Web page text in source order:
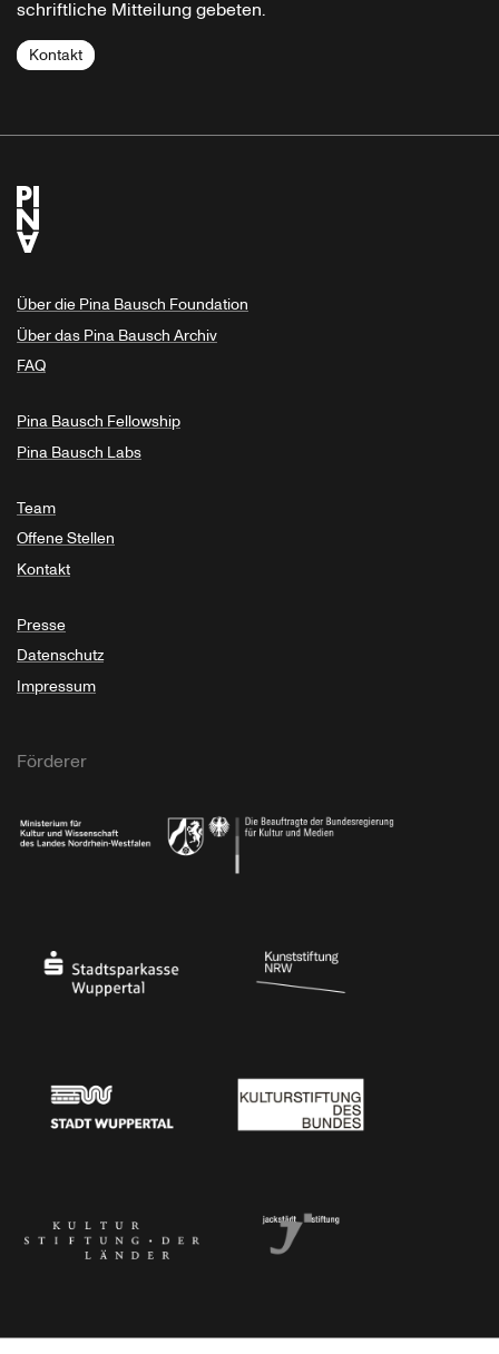
schriftliche Mitteilung gebeten.
Kontakt
Über die Pina Bausch Foundation
Über das Pina Bausch Archiv
FAQ
Pina Bausch Fellowship
Pina Bausch Labs
Team
Offene Stellen
Kontakt
Presse
Datenschutz
Impressum
Förderer